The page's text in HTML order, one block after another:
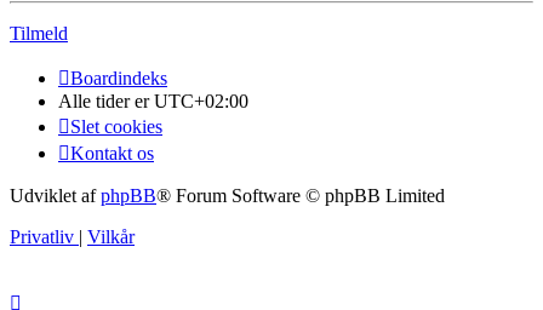
Tilmeld
Boardindeks
Alle tider erUTC+02:00
Slet cookies
Kontakt os
Udviklet afphpBB® Forum Software © phpBB Limited
Privatliv | Vilkår